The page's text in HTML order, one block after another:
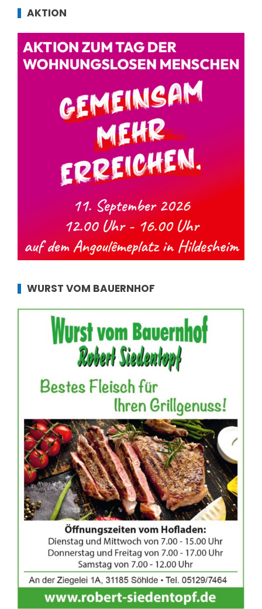
AKTION
WURST VOM BAUERNHOF